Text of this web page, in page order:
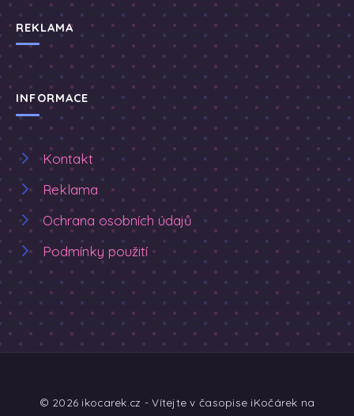
REKLAMA
INFORMACE
Kontakt
Reklama
Ochrana osobních údajů
Podmínky použití
© 2026 ikocarek.cz - Vítejte v časopise iKočárek na